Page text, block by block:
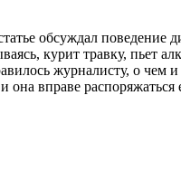
обсуждал поведение
курит травку, пьет
журналисту, о чем
вправе